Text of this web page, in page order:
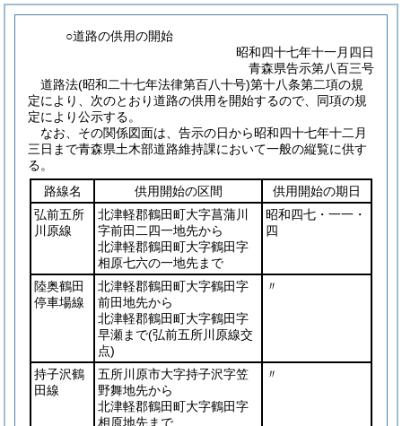
○道路の供用の開始
昭和四十七年十一月四日
青森県告示第八百三号
道路法(昭和二十七年法律第百八十号)第十八条第二項の規
定により、次のとおり道路の供用を開始するので、同項の規
定により公示する。
なお、その関係図面は、告示の日から昭和四十七年十二月
三日まで青森県土木部道路維持課において一般の縦覧に供す
る。
路線名
供用開始の区間
供用開始の期日
弘前五所
川原線
北津軽郡鶴田町大字菖蒲川
字前田二四一地先から
北津軽郡鶴田町大字鶴田字
相原七六の一地先まで
昭和四七・一一・
四
陸奥鶴田
停車場線
北津軽郡鶴田町大字鶴田字
前田地先から
北津軽郡鶴田町大字鶴田字
早瀬まで(弘前五所川原線交
点)
〃
持子沢鶴
田線
五所川原市大字持子沢字笠
野舞地先から
北津軽郡鶴田町大字鶴田字
相原地先まで
〃